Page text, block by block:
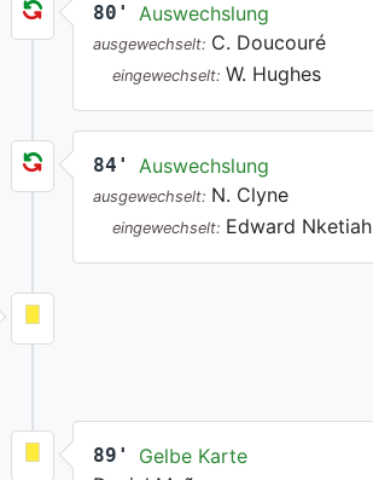
80' Auswechslung
ausgewechselt: C. Doucouré
eingewechselt: W. Hughes
84' Auswechslung
ausgewechselt: N. Clyne
eingewechselt: Edward Nketiah
89'
Gelbe Karte